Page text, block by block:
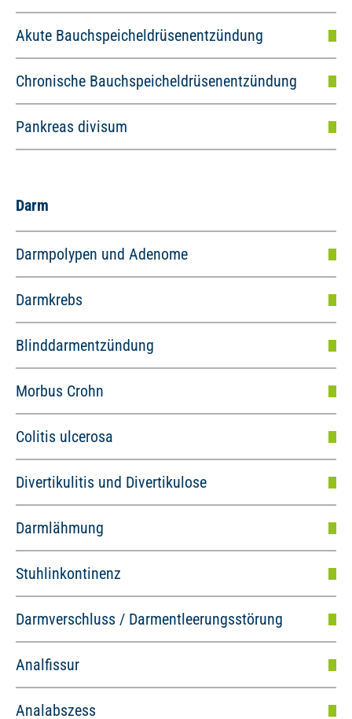
Akute Bauchspeicheldrüsenentzündung
Chronische Bauchspeicheldrüsenentzündung
Pankreas divisum
Darm
Darmpolypen und Adenome
Darmkrebs
Blinddarmentzündung
Morbus Crohn
Colitis ulcerosa
Divertikulitis und Divertikulose
Darmlähmung
Stuhlinkontinenz
Darmverschluss / Darmentleerungsstörung
Analfissur
Analabszess